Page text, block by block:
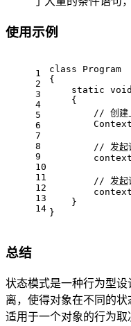
使用示例
1
2
3
4
5
6
7
8
9
10
11
12
13
14
class
Program
{
static void
    {
// 创建
// 发起
// 发起
    }
}
总结
状态模式是一种行为型
离，使得对象在不同的
适用于一个对象的行为